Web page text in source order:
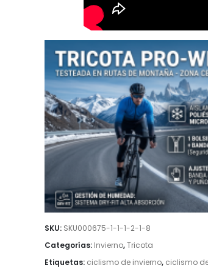
SKU: SKU000675-1-1-1-2-1-8
Categorías: Invierno,Tricota
Etiquetas: ciclismo de invierno, ciclismo